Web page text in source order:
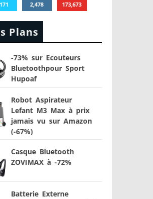
2,478 173,673
Plans
-73% sur Ecouteurs
Bluetoothpour Sport
Hupoaf
Robot Aspirateur
Lefant M3 Max à prix
jamais vu sur Amazon
(-67%)
Casque Bluetooth
ZOVIMAX à -72%
Batterie Externe